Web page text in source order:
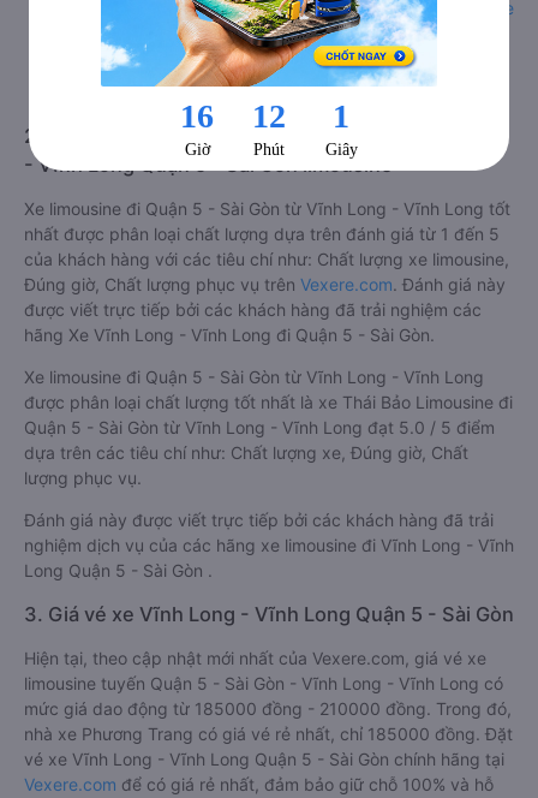
những người có thân hình nhỏ nhắn. Dòngxe cabin limousine
đi Quận 5 - Sài Gòn từ Vĩnh Long - Vĩnh Longnày đang là
dòng xe cao cấp nhất, hành khách thường chọn vì sự riêng
tư, thoải mái, sang trọng và tiện nghi. Tất nhiên giá thành
của loại xe này sẽ cao hơn các loại khác.
2. Về chất lượng, review, đánh giá nhà xe Vĩnh Long
- Vĩnh Long Quận 5 - Sài Gòn limousine
Xe limousine đi Quận 5 - Sài Gòn từ Vĩnh Long - Vĩnh Long tốt
nhất được phân loại chất lượng dựa trên đánh giá từ 1 đến 5
của khách hàng với các tiêu chí như: Chất lượng xe limousine,
Đúng giờ, Chất lượng phục vụ trên Vexere.com. Đánh giá này
được viết trực tiếp bởi các khách hàng đã trải nghiệm các
hãng Xe Vĩnh Long - Vĩnh Long đi Quận 5 - Sài Gòn.
Xe limousine đi Quận 5 - Sài Gòn từ Vĩnh Long - Vĩnh Long
được phân loại chất lượng tốt nhất là xe Thái Bảo Limousine đi
Quận 5 - Sài Gòn từ Vĩnh Long - Vĩnh Long đạt 5.0 / 5 điểm
dựa trên các tiêu chí như: Chất lượng xe, Đúng giờ, Chất
lượng phục vụ.
Đánh giá này được viết trực tiếp bởi các khách hàng đã trải
nghiệm dịch vụ của các hãng xe limousine đi Vĩnh Long - Vĩnh
Long Quận 5 - Sài Gòn .
3. Giá vé xe Vĩnh Long - Vĩnh Long Quận 5 - Sài Gòn
Hiện tại, theo cập nhật mới nhất của Vexere.com, giá vé xe
limousine tuyến Quận 5 - Sài Gòn - Vĩnh Long - Vĩnh Long có
mức giá dao động từ 185000 đồng - 210000 đồng. Trong đó,
nhà xe Phương Trang có giá vé rẻ nhất, chỉ 185000 đồng. Đặt
vé xe Vĩnh Long - Vĩnh Long Quận 5 - Sài Gòn chính hãng tại
Vexere.com để có giá rẻ nhất, đảm bảo giữ chỗ 100% và hỗ